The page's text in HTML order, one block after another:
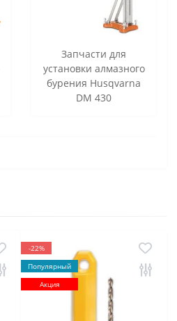
Запчасти для
установки алмазного
бурения Husqvarna
DM 430
-22%
Популярный
Акция